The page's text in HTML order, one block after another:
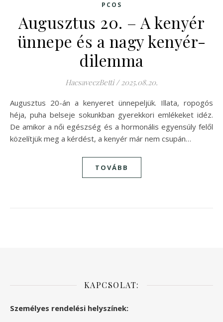
PCOS
Augusztus 20. – A kenyér
ünnepe és a nagy kenyér-
dilemma
HacsaveczBetti / 2025.08.20.
Augusztus 20-án a kenyeret ünnepeljük. Illata, ropogós
héja, puha belseje sokunkban gyerekkori emlékeket idéz.
De amikor a női egészség és a hormonális egyensúly felől
közelítjük meg a kérdést, a kenyér már nem csupán…
TOVÁBB
KAPCSOLAT:
Személyes rendelési helyszínek: